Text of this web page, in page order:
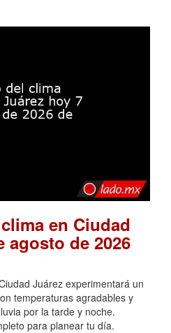
en Ciudad
agosto de 2026
Juárez experimentará un
temperaturas agradables y
por la tarde y noche.
para planear tu día.